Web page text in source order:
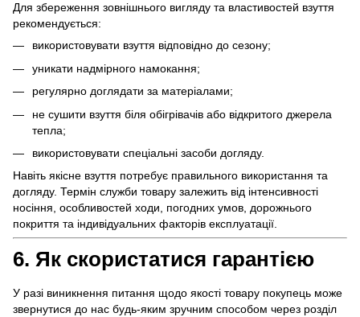
Для збереження зовнішнього вигляду та властивостей взуття
рекомендується:
використовувати взуття відповідно до сезону;
уникати надмірного намокання;
регулярно доглядати за матеріалами;
не сушити взуття біля обігрівачів або відкритого джерела
тепла;
використовувати спеціальні засоби догляду.
Навіть якісне взуття потребує правильного використання та
догляду. Термін служби товару залежить від інтенсивності
носіння, особливостей ходи, погодних умов, дорожнього
покриття та індивідуальних факторів експлуатації.
6. Як скористатися гарантією
У разі виникнення питання щодо якості товару покупець може
звернутися до нас будь-яким зручним способом через розділ